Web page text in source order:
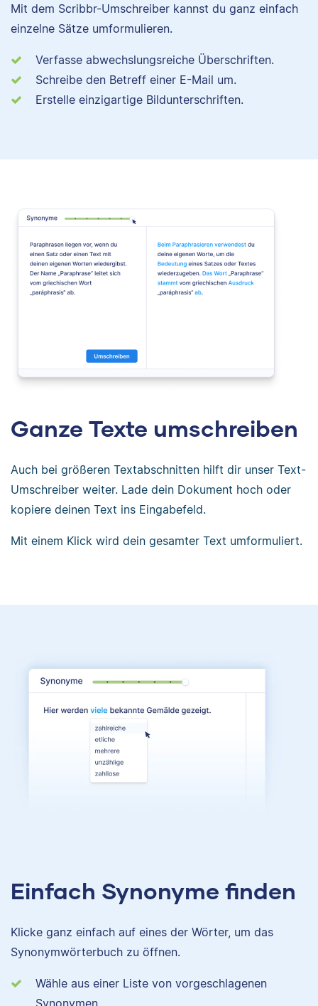
Mit dem Scribbr-Umschreiber kannst du ganz einfach
einzelne Sätze umformulieren.
Verfasse abwechslungsreiche Überschriften.
Schreibe den Betreff einer E-Mail um.
Erstelle einzigartige Bildunterschriften.
Ganze Texte umschreiben
Auch bei größeren Textabschnitten hilft dir unser Text-
Umschreiber weiter. Lade dein Dokument hoch oder
kopiere deinen Text ins Eingabefeld.
Mit einem Klick wird dein gesamter Text umformuliert.
Einfach Synonyme finden
Klicke ganz einfach auf eines der Wörter, um das
Synonymwörterbuch zu öffnen.
Wähle aus einer Liste von vorgeschlagenen